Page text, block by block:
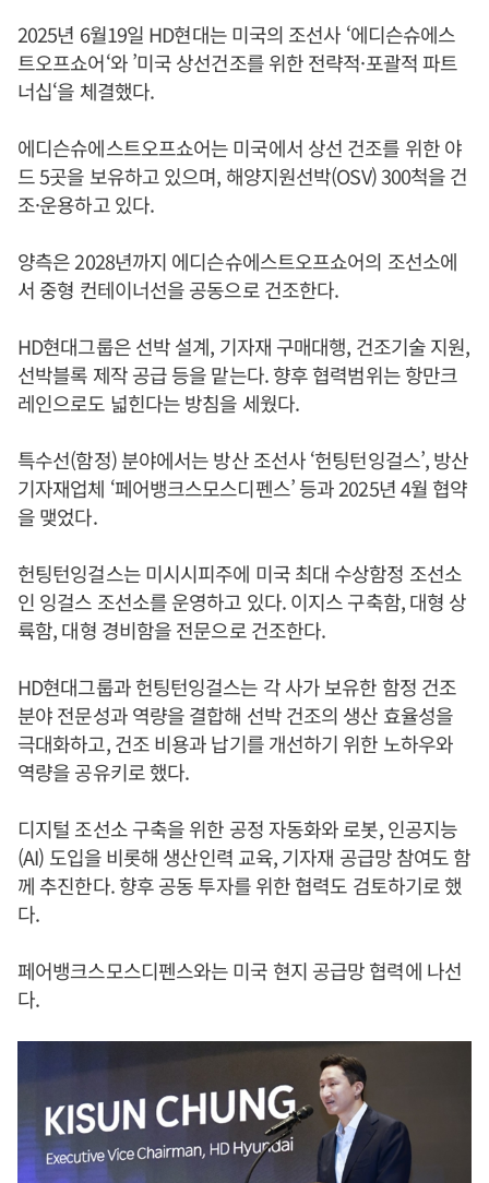
2025년 6월19일 HD현대는 미국의 조선사 ‘에디슨슈에스
트오프쇼어‘와 ’미국 상선건조를 위한 전략적·포괄적 파트
너십‘을 체결했다.
에디슨슈에스트오프쇼어는 미국에서 상선 건조를 위한 야
드 5곳을 보유하고 있으며, 해양지원선박(OSV) 300척을 건
조·운용하고 있다.
양측은 2028년까지 에디슨슈에스트오프쇼어의 조선소에
서 중형 컨테이너선을 공동으로 건조한다.
HD현대그룹은 선박 설계, 기자재 구매대행, 건조기술 지원,
선박블록 제작 공급 등을 맡는다. 향후 협력범위는 항만크
레인으로도 넓힌다는 방침을 세웠다.
특수선(함정) 분야에서는 방산 조선사 ‘헌팅턴잉걸스’, 방산
기자재업체 ‘페어뱅크스모스디펜스’ 등과 2025년 4월 협약
을 맺었다.
헌팅턴잉걸스는 미시시피주에 미국 최대 수상함정 조선소
인 잉걸스 조선소를 운영하고 있다. 이지스 구축함, 대형 상
륙함, 대형 경비함을 전문으로 건조한다.
HD현대그룹과 헌팅턴잉걸스는 각 사가 보유한 함정 건조
분야 전문성과 역량을 결합해 선박 건조의 생산 효율성을
극대화하고, 건조 비용과 납기를 개선하기 위한 노하우와
역량을 공유키로 했다.
디지털 조선소 구축을 위한 공정 자동화와 로봇, 인공지능
(AI) 도입을 비롯해 생산인력 교육, 기자재 공급망 참여도 함
께 추진한다. 향후 공동 투자를 위한 협력도 검토하기로 했
다.
페어뱅크스모스디펜스와는 미국 현지 공급망 협력에 나선
다.